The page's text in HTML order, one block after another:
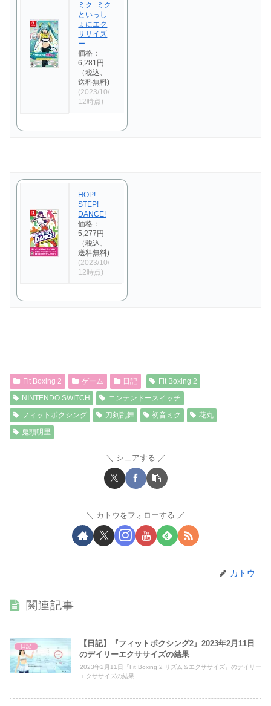
ミク -ミク
といっし
ょにエク
ササイズ
ー
価格：
6,281円
（税込、
送料無料)
(2023/10/
12時点)
HOP!
STEP!
DANCE!
価格：
5,277円
（税込、
送料無料)
(2023/10/
12時点)
Fit Boxing 2 ゲーム 日記
Fit Boxing 2
NINTENDO SWITCH
ニンテンドースイッチ
フィットボクシング
刀剣乱舞 初音ミク
花丸
鬼頭明里
シェアする
カトウをフォローする
カトウ
関連記事
日記
【日記】『フィットボクシング2』2023年2月11日
のデイリーエクササイズの結果
2023年2月11日『Fit Boxing 2 リズム＆エクササイズ』のデイリー
エクササイズの結果